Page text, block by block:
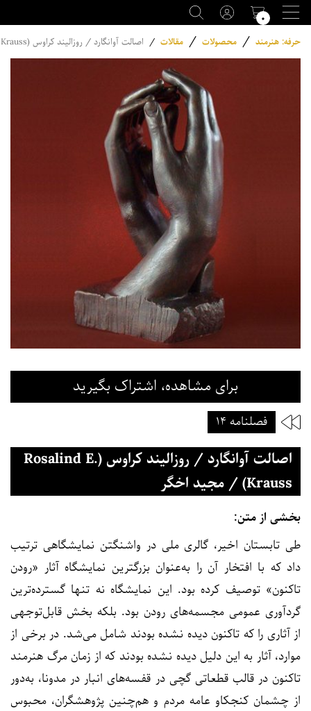
۰
حرفه: هنرمند / محصولات / مقالات / اصالت آوانگارد / روزالیند کراوس (Rosalind E. Krauss) / مجید اخگر
برای مشاهده، اشتراک بگیرید
فصلنامه ۱۴
اصالت آوانگارد / روزالیند کراوس (Rosalind E.
Krauss) / مجید اخگر
بخشی از متن:
طی تابستان اخیر، گالری ملی در واشنگتن نمایشگاهی ترتیب
داد که با افتخار آن را به‌عنوان بزرگترین نمایشگاه آثار «رودن
تاکنون» توصیف کرده بود. این نمایشگاه نه تنها گسترده‌ترین
گردآوری عمومی مجسمه‌های رودن بود. بلکه بخش قابل‌توجهی
از آثاری را که تاکنون دیده‌ نشده‌ بودند شامل می‌شد. در برخی از
موارد، آثار به این دلیل دیده‌ نشده بودند که از زمان مرگ هنرمند
تاکنون در قالب قطعاتی گچی در قفسه‌های انبار در مدونا، به‌دور
از چشمان کنجکاو عامه مردم و هم‌چنین پژوهشگران، محبوس